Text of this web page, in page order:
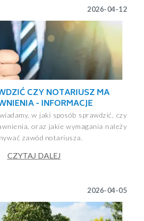
2026-04-12
CZY NOTARIUSZ MA
- INFORMACJE
w jaki sposób sprawdzić, czy
oraz jakie wymagania należy
zawód notariusza.
CZYTAJ DALEJ
2026-04-05